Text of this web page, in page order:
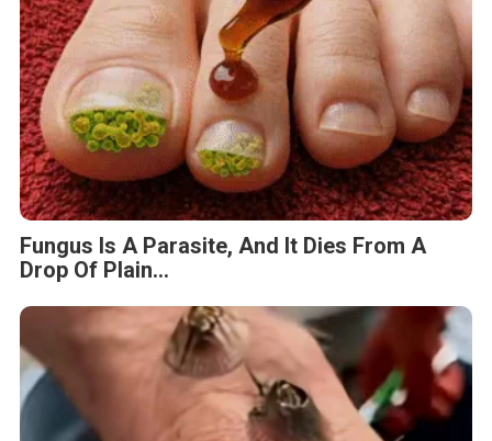
Fungus Is A Parasite, And It Dies From A
Drop Of Plain...